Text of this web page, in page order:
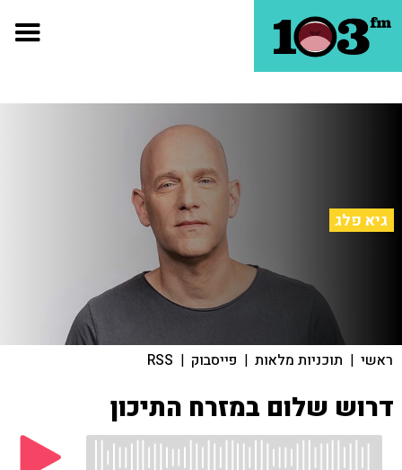
גיא פלג
ראשי | תוכניות מלאות | פייסבוק |
RSS
דרוש שלום במזרח התיכון